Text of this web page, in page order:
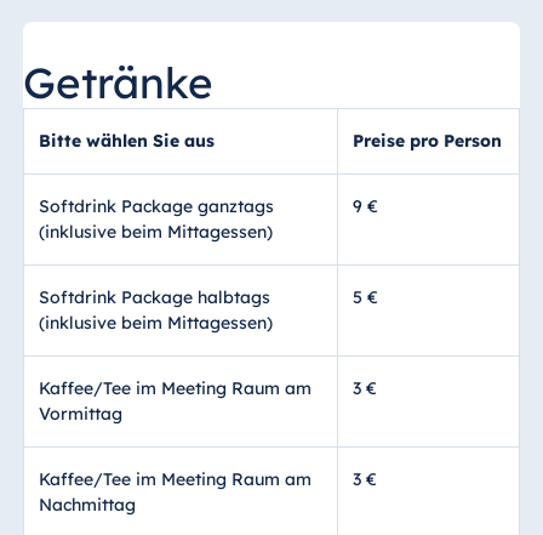
Getränke
Bitte wählen Sie aus Preise pro Person
Softdrink Package ganztags
(inklusive beim Mittagessen)
9 €
Softdrink Package halbtags
(inklusive beim Mittagessen)
5 €
Kaffee/Tee im Meeting Raum am
Vormittag
3 €
Kaffee/Tee im Meeting Raum am
Nachmittag
3 €